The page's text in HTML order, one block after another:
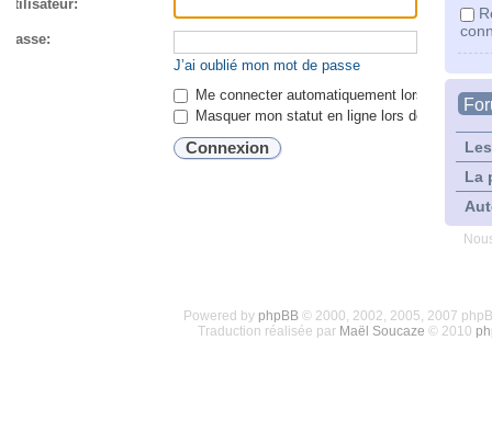
La
passe:
J’ai oublié mon mot de passe
Me connecter automatiquement lors de
Masquer mon statut en ligne lors de cette
Powered by phpBB© 2000, 2002, 2005, 2007
Traduction réalisée par Maël Soucaze © 2010